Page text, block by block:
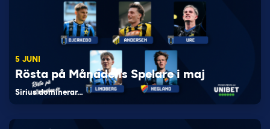
5 JUNI
Rösta på Månadens Spelare i maj
Sirius dominerar…